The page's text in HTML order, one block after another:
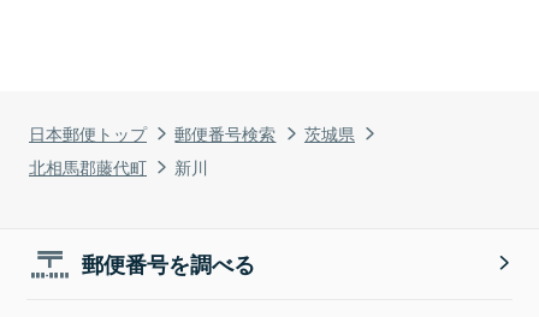
日本郵便トップ 郵便番号検索
茨城県
北相馬郡藤代町
新川
郵便番号を調べる